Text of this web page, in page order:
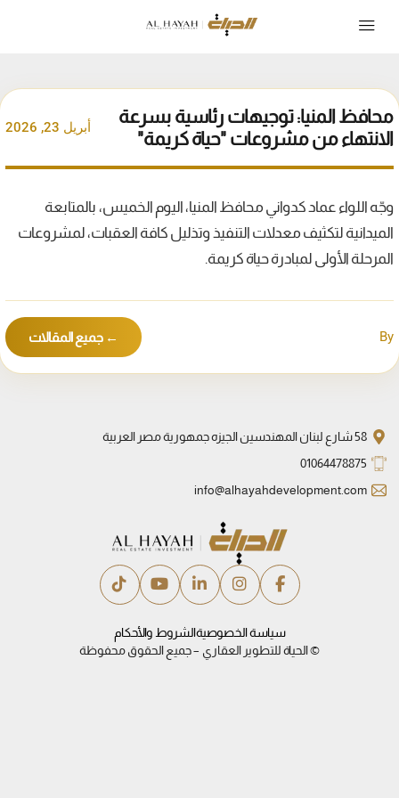
محافظ المنيا: توجيهات رئاسية بسرعة
الانتهاء من مشروعات "حياة كريمة"
أبريل 23, 2026
وجّه اللواء عماد كدواني محافظ المنيا، اليوم الخميس، بالمتابعة
الميدانية لتكثيف معدلات التنفيذ وتذليل كافة العقبات، لمشروعات
المرحلة الأولى لمبادرة حياة كريمة.
By ← جميع المقالات
58 شارع لبنان المهندسين الجيزه جمهورية مصر العربية
01064478875
info@alhayahdevelopment.com
سياسة الخصوصيةالشروط والأحكام
© الحياة للتطوير العقاري – جميع الحقوق محفوظة